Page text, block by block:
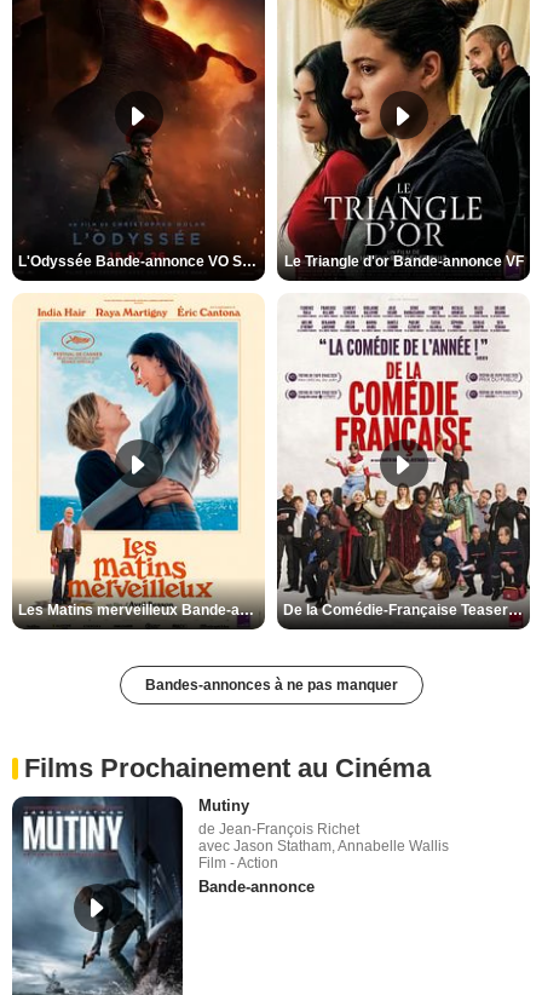
L'Odyssée Bande-annonce VO STFR Le Triangle d'or Bande-annonce VF
Les Matins merveilleux Bande-annonce VF De la Comédie-Française Teaser VF
Bandes-annonces à ne pas manquer
Films Prochainement au Cinéma
Mutiny
de Jean-François Richet
avec Jason Statham, Annabelle Wallis
Film - Action
Bande-annonce